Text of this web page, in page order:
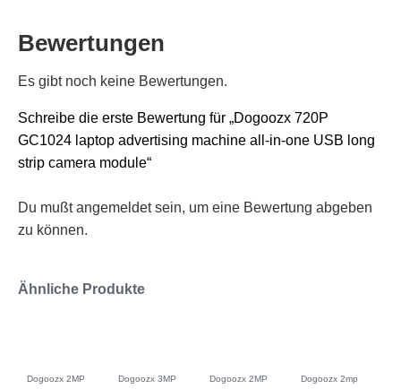
Bewertungen
Es gibt noch keine Bewertungen.
Schreibe die erste Bewertung für „Dogoozx 720P
GC1024 laptop advertising machine all-in-one USB long
strip camera module“
Du mußtangemeldetsein, um eine Bewertung abgeben
zu können.
Ähnliche Produkte
Dogoozx 2MP
Dogoozx 3MP
Dogoozx 2MP
Dogoozx 2mp